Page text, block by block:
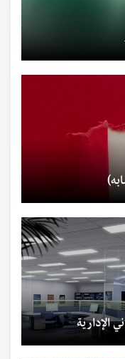
الإدارية